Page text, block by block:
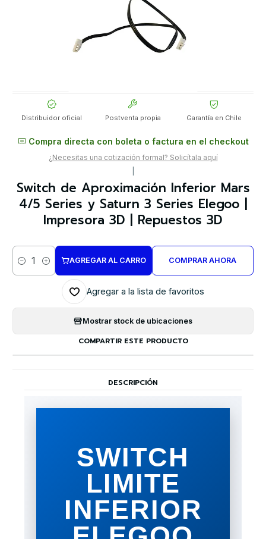
Distribuidor oficial Postventa propia Garantía en Chile
Compra directa con boleta o factura en el checkout
¿Necesitas una cotización formal? Solicítala aquí
Switch de Aproximación Inferior Mars
4/5 Series y Saturn 3 Series Elegoo |
Impresora 3D | Repuestos 3D
Cantidad
AGREGAR AL CARRO COMPRAR AHORA
Agregar a la lista de favoritos
Mostrar stock de ubicaciones
COMPARTIR ESTE PRODUCTO
DESCRIPCIÓN
SWITCH
LIMITE
INFERIOR